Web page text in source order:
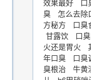
效果最好
口
臭
怎么去除
方秘方
口臭
甘露饮
口
火还是胃火
年口臭
口臭
臭根治
牛黄